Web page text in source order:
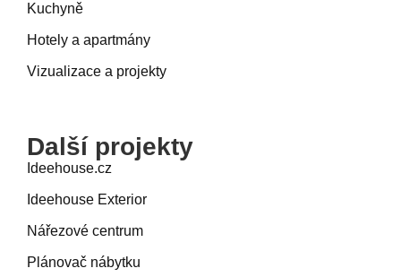
Kuchyně
Hotely a apartmány
Vizualizace a projekty
Další projekty
Ideehouse.cz
Ideehouse Exterior
Nářezové centrum
Plánovač nábytku